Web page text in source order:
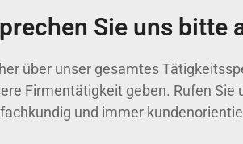
Sie uns bitte
über unser gesamtes
Firmentätigkeit geben. Rufen Sie
und immer